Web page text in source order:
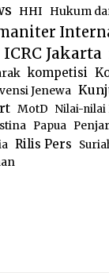
HHI Hukum
ICRC Jakarta
kompetisi
Jenewa
MotD Nilai-nilai
Papua
Rilis Pers